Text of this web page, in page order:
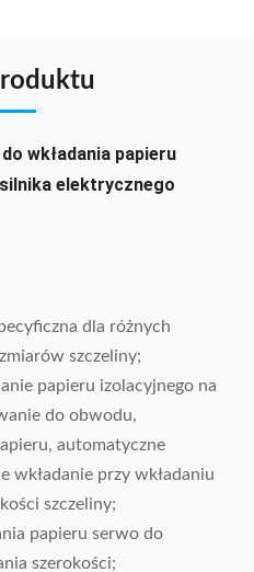
wkładania papieru
elektrycznego
dla różnych
szczeliny;
papieru izolacyjnego na
do obwodu,
automatyczne
wkładanie przy wkładaniu
szczeliny;
papieru serwo do
szerokości;